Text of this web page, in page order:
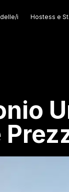
i Hostess e